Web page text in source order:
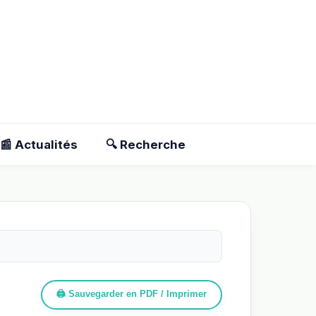
📰 Actualités 🔍 Recherche
🖨️ Sauvegarder en PDF / Imprimer